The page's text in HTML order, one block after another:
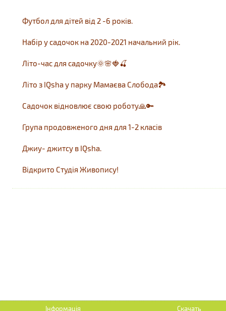
Футбол для дітей від 2 -6 років.
Набір у садочок на 2020-2021 начальний рік.
Літо-час для садочку🌞🌸🍓🍒
Літо з IQsha у парку Мамаєва Слобода🏞
Садочок відновлює свою роботу🙏🔑
Група продовженого дня для 1-2 класів
Джиу- джитсу в IQsha.
Відкрито Студія Живопису!
Інформація Скачать